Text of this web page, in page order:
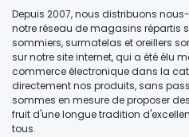
Depuis 2007, nous distribuons
notre réseau de magasins répartis
sommiers, surmatelas et oreillers
sur notre site internet, qui a été élu
commerce électronique dans la
directement nos produits, sans
sommes en mesure de proposer
fruit d'une longue tradition
tous.